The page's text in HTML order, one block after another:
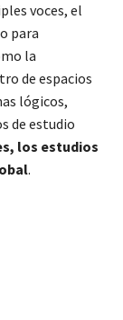
voces, el
para
la
de espacios
lógicos,
de estudio
los estudios
.